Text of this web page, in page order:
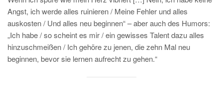
Angst, ich werde alles ruinieren / Meine Fehler und alles
auskosten / Und alles neu beginnen“ – aber auch des Humors:
„Ich habe / so scheint es mir / ein gewisses Talent dazu alles
hinzuschmeißen / Ich gehöre zu jenen, die zehn Mal neu
beginnen, bevor sie lernen aufrecht zu gehen.“